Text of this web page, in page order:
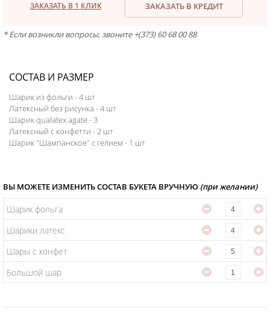
ЗАКАЗАТЬ В 1 КЛИК ЗАКАЗАТЬ В КРЕДИТ
* Если возникли вопросы, звоните +(373) 60 68 00 88
СОСТАВ И РАЗМЕР
Шарик из фольги - 4 шт
Латексный без рисунка - 4 шт
Шарик qualatex agate - 3
Латексный с конфетти - 2 шт
Шарик "Шампанское" c гелием - 1 шт
ВЫ МОЖЕТЕ ИЗМЕНИТЬ СОСТАВ БУКЕТА ВРУЧНУЮ (при желании)
Шарик фольга
Шарики латекс
Шары с конфетти
Большой шар